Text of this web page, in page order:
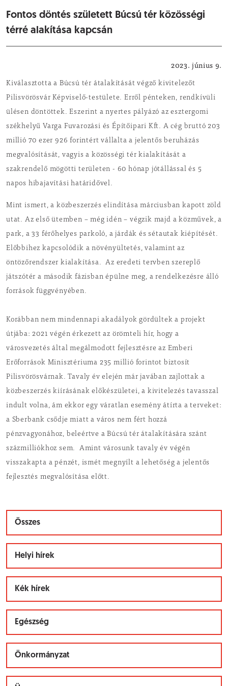
Fontos döntés született Búcsú tér közösségi
térré alakítása kapcsán
2023. június 9.
Kiválasztotta a Búcsú tér átalakítását végző kivitelezőt
Pilisvörösvár Képviselő-testülete. Erről pénteken, rendkívüli
ülésen döntöttek. Eszerint a nyertes pályázó az esztergomi
székhelyű Varga Fuvarozási és Építőipari Kft. A cég bruttó 203
millió 70 ezer 926 forintért vállalta a jelentős beruházás
megvalósítását, vagyis a közösségi tér kialakítását a
szakrendelő mögötti területen - 60 hónap jótállással és 5
napos hibajavítási határidővel.
Mint ismert, a közbeszerzés elindítása márciusban kapott zöld
utat. Az első ütemben – még idén – végzik majd a közművek, a
park, a 33 férőhelyes parkoló, a járdák és sétautak kiépítését.
Előbbihez kapcsolódik a növényültetés, valamint az
öntözőrendszer kialakítása. Az eredeti tervben szereplő
játszótér a második fázisban épülne meg, a rendelkezésre álló
források függvényében.
Korábban nem mindennapi akadályok gördültek a projekt
útjába: 2021 végén érkezett az örömteli hír, hogy a
városvezetés által megálmodott fejlesztésre az Emberi
Erőforrások Minisztériuma 235 millió forintot biztosít
Pilisvörösvárnak. Tavaly év elején már javában zajlottak a
közbeszerzés kiírásának előkészületei, a kivitelezés tavasszal
indult volna, ám ekkor egy váratlan esemény átírta a terveket:
a Sberbank csődje miatt a város nem fért hozzá
pénzvagyonához, beleértve a Búcsú tér átalakítására szánt
százmilliókhoz sem. Amint városunk tavaly év végén
visszakapta a pénzét, ismét megnyílt a lehetőség a jelentős
fejlesztés megvalósítása előtt.
Összes
Helyi hírek
Kék hírek
Egészség
Önkormányzat